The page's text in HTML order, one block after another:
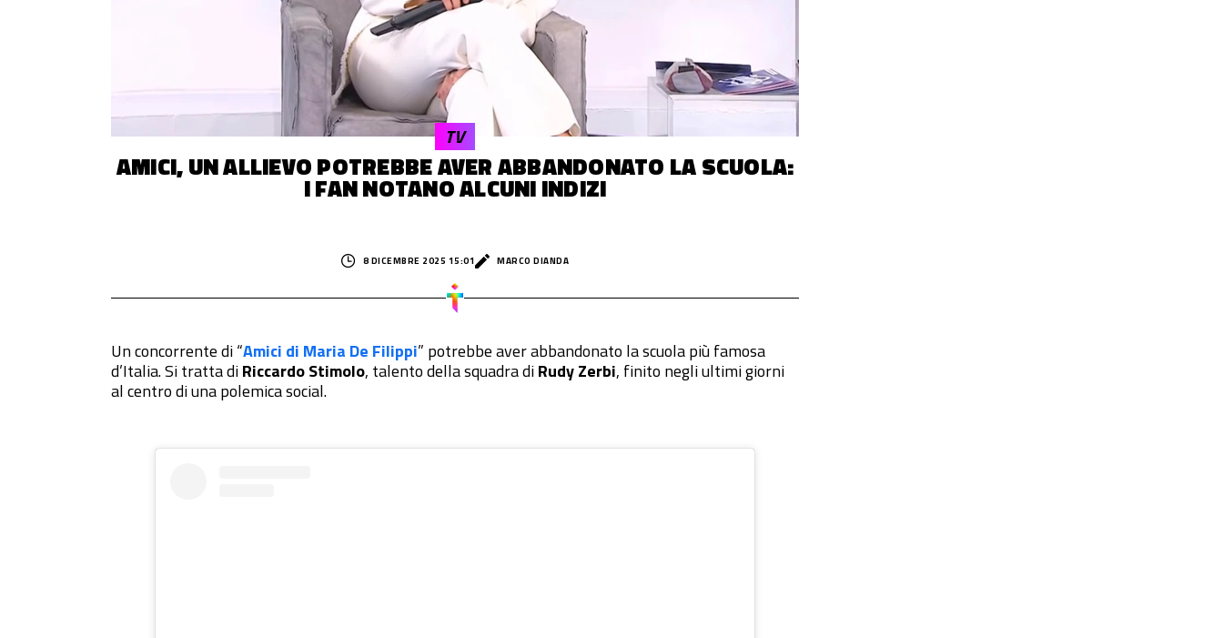
AMICI, UN ALLIEVO POTREBBE AVER ABBANDONATO LA SCUOLA:
I FAN NOTANO ALCUNI INDIZI
TV
8 DICEMBRE 2025 15:01 MARCO DIANDA
Un concorrente di “Amici di Maria De Filippi” potrebbe aver abbandonato la scuola più famosa
d’Italia. Si tratta diRiccardo Stimolo, talento della squadra diRudy Zerbi, finito negli ultimi giorni
al centro di una polemica social.